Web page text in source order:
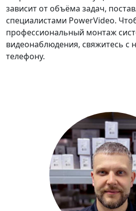
зависит от объёма задач,
специалистами PowerVideo.
профессиональный монтаж
видеонаблюдения, свяжитесь с
телефону.